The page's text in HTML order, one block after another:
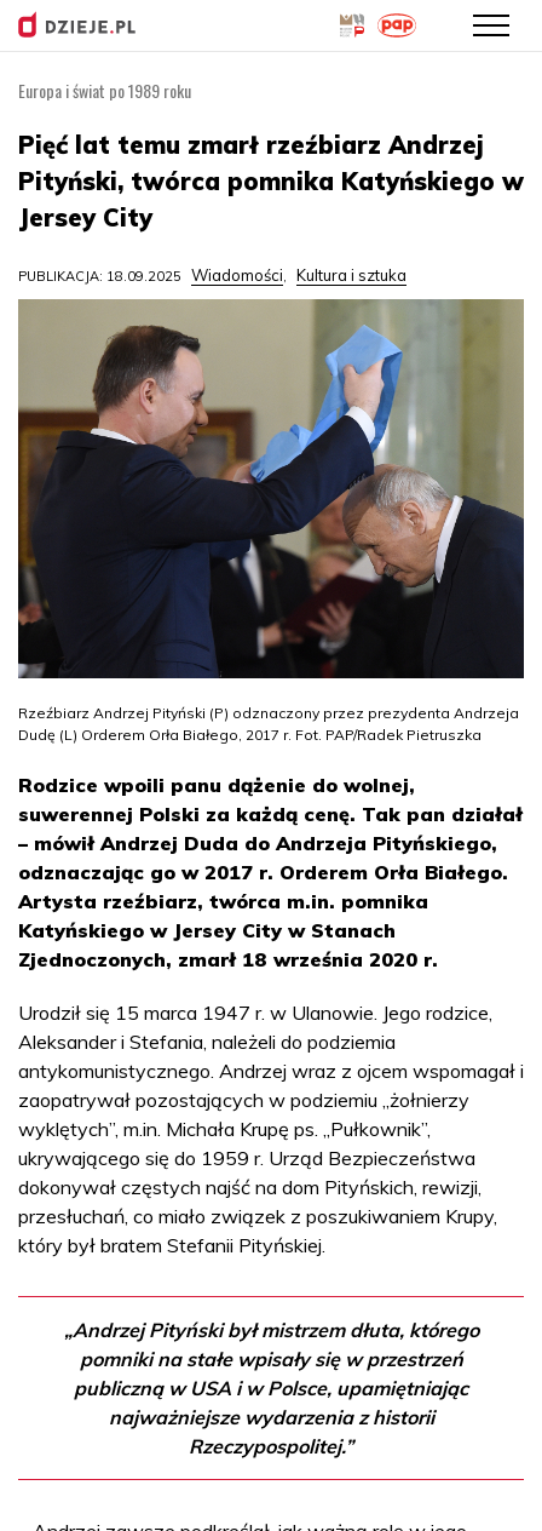
treści
Europa i świat po 1989 roku
Pięć lat temu zmarł rzeźbiarz Andrzej
Pityński, twórca pomnika Katyńskiego w
Jersey City
PUBLIKACJA: 18.09.2025 Wiadomości, Kultura i sztuka
Rzeźbiarz Andrzej Pityński (P) odznaczony przez prezydenta Andrzeja
Dudę (L) Orderem Orła Białego, 2017 r. Fot. PAP/Radek Pietruszka
Rodzice wpoili panu dążenie do wolnej,
suwerennej Polski za każdą cenę. Tak pan działał
– mówił Andrzej Duda do Andrzeja Pityńskiego,
odznaczając go w 2017 r. Orderem Orła Białego.
Artysta rzeźbiarz, twórca m.in. pomnika
Katyńskiego w Jersey City w Stanach
Zjednoczonych, zmarł 18 września 2020 r.
Urodził się 15 marca 1947 r. w Ulanowie. Jego rodzice,
Aleksander i Stefania, należeli do podziemia
antykomunistycznego. Andrzej wraz z ojcem wspomagał i
zaopatrywał pozostających w podziemiu „żołnierzy
wyklętych”, m.in. Michała Krupę ps. „Pułkownik”,
ukrywającego się do 1959 r. Urząd Bezpieczeństwa
dokonywał częstych najść na dom Pityńskich, rewizji,
przesłuchań, co miało związek z poszukiwaniem Krupy,
który był bratem Stefanii Pityńskiej.
„Andrzej Pityński był mistrzem dłuta, którego
pomniki na stałe wpisały się w przestrzeń
publiczną w USA i w Polsce, upamiętniając
najważniejsze wydarzenia z historii
Rzeczypospolitej.”